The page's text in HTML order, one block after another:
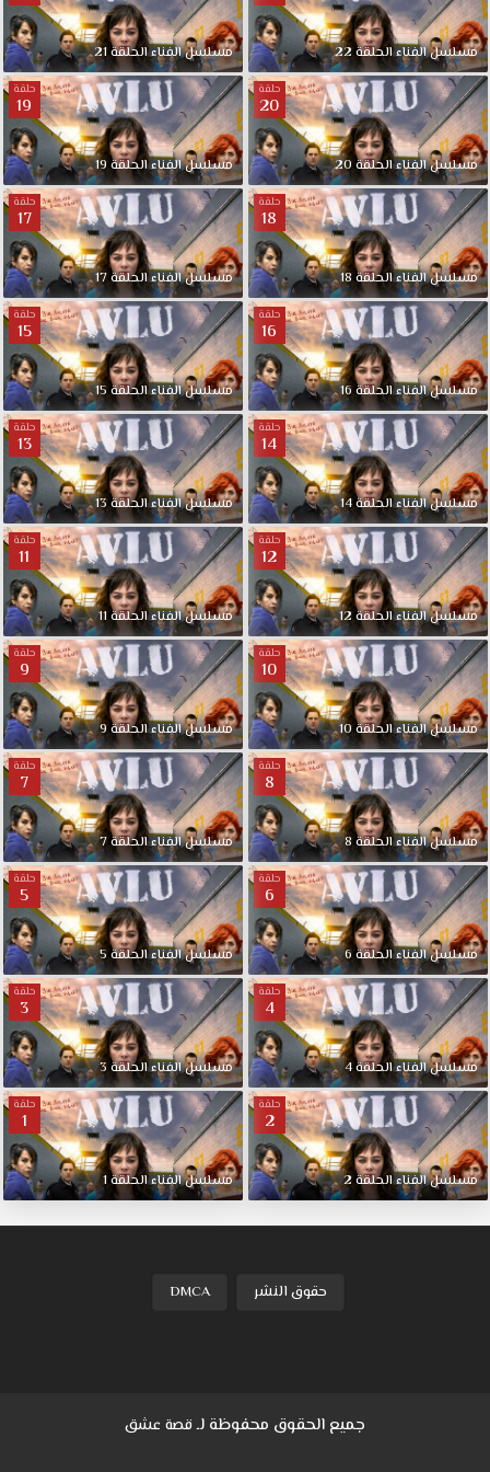
مسلسلالفناءالحلقة 22 مسلسلالفناءالحلقة21
حلقة
20
مسلسلالفناءالحلقة 20
حلقة
19
مسلسلالفناءالحلقة 19
حلقة
18
مسلسلالفناءالحلقة 18
حلقة
17
مسلسلالفناءالحلقة17
حلقة
16
مسلسلالفناءالحلقة 16
حلقة
15
مسلسلالفناءالحلقة 15
حلقة
14
مسلسلالفناءالحلقة14
حلقة
13
مسلسلالفناءالحلقة 13
حلقة
12
مسلسلالفناءالحلقة 12
حلقة
11
مسلسلالفناءالحلقة11
حلقة
10
مسلسلالفناءالحلقة 10
حلقة
9
مسلسلالفناءالحلقة 9
حلقة
8
مسلسلالفناءالحلقة 8
حلقة
7
مسلسلالفناءالحلقة7
حلقة
6
مسلسلالفناءالحلقة 6
حلقة
5
مسلسلالفناءالحلقة 5
حلقة
4
مسلسلالفناءالحلقة4
حلقة
3
مسلسلالفناءالحلقة 3
حلقة
2
مسلسلالفناءالحلقة2
حلقة
1
مسلسلالفناءالحلقة1
حقوق النشر DMCA
جميع الحقوق محفوظة لـقصة عشق